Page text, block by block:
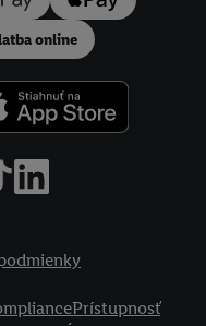
online
Prístupnosť